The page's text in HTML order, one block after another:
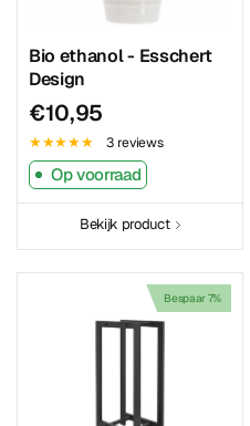
Bio ethanol - Esschert
Design
€10,95
3 reviews
Op voorraad
Bekijk product
Bespaar 7%